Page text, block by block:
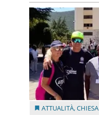
ATTUALITÀ,CHIESA